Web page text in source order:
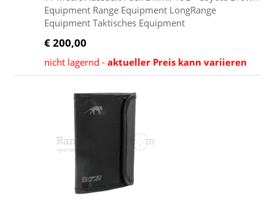
Equipment Range Equipment LongRange
Equipment Taktisches Equipment
€ 200,00
nicht lagernd -aktueller Preis kann variieren